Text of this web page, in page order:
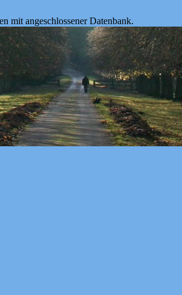
mit angeschlossener Datenbank.